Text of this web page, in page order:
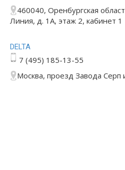
460040, Оренбургская
Линия, д. 1А, этаж 2, кабинет 1
DELTA
7 (495) 185-13-55
Москва, проезд Завода Серп